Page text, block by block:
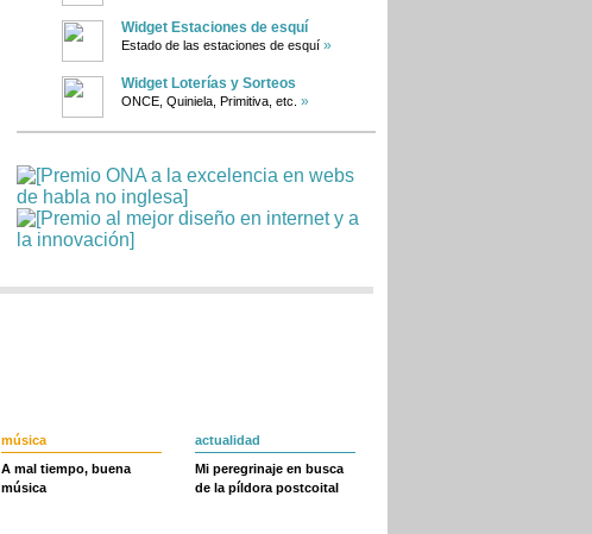
Widget Estaciones de esquí
Estado de las estaciones de esquí »
Widget Loterías y Sorteos
ONCE, Quiniela, Primitiva, etc. »
música
A mal tiempo, buena
música
actualidad
Mi peregrinaje en busca
de la píldora postcoital